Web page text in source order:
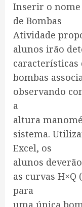
Inserir o nome
de Bombas
Atividade
alunos irão
características
bombas
observando
a
altura
sistema.
Excel, os
alunos
as curvas
para
uma única